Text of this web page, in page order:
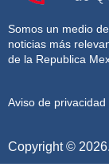
Somos un medio
noticias más
de la Republica
Aviso de privacidad
Copyright ©